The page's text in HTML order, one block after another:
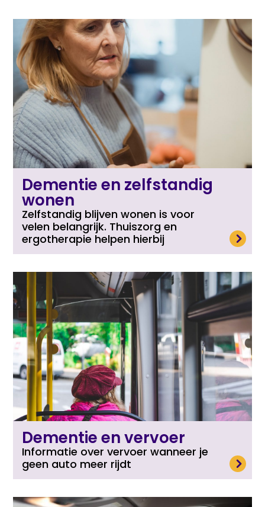
Dementie en zelfstandig
wonen
Zelfstandig blijven wonen is voor
velen belangrijk. Thuiszorg en
ergotherapie helpen hierbij
Dementie en vervoer
Informatie over vervoer wanneer je
geen auto meer rijdt
Lees meer